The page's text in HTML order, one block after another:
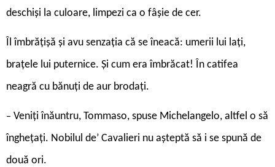
deschiși la culoare, limpezi ca o fâșie de cer.
Îl îmbrățișă și avu senzația că se îneacă: umerii lui lați,
brațele lui puternice. Și cum era îmbrăcat! În catifea
neagră cu bănuți de aur brodați.
– Veniți înăuntru, Tommaso, spuse Michelangelo, altfel o să
înghețați. Nobilul de’ Cavalieri nu așteptă să i se spună de
două ori.